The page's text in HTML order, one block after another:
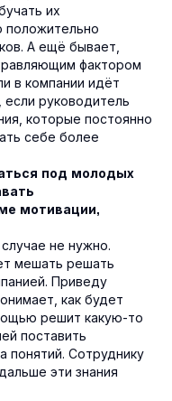
их
положительно
А ещё бывает,
фактором
в компании идёт
если руководитель
которые постоянно
себе более
под молодых
мотивации,
не нужно.
мешать решать
Приведу
как будет
решит какую-то
поставить
понятий. Сотруднику
эти знания